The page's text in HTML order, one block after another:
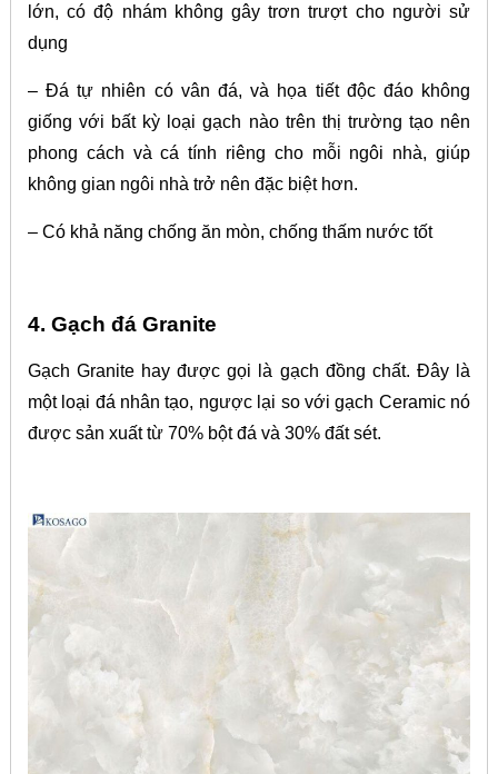
lớn, có độ nhám không gây trơn trượt cho người sử
dụng
– Đá tự nhiên có vân đá, và họa tiết độc đáo không
giống với bất kỳ loại gạch nào trên thị trường tạo nên
phong cách và cá tính riêng cho mỗi ngôi nhà, giúp
không gian ngôi nhà trở nên đặc biệt hơn.
– Có khả năng chống ăn mòn, chống thấm nước tốt
4. Gạch đá Granite
Gạch Granite hay được gọi là gạch đồng chất. Đây là
một loại đá nhân tạo, ngược lại so với gạch Ceramic nó
được sản xuất từ 70% bột đá và 30% đất sét.